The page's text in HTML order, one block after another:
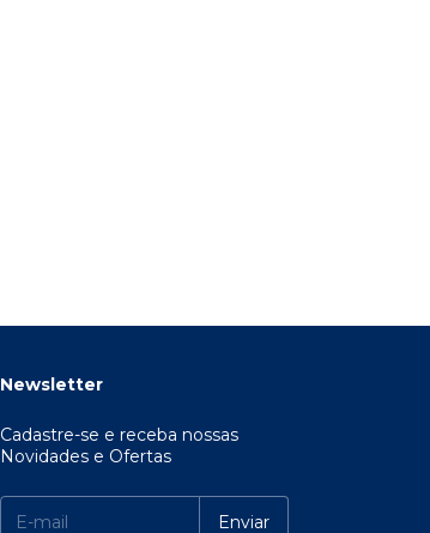
Newsletter
Cadastre-se e receba nossas
Novidades e Ofertas